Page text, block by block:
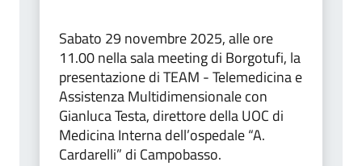
Sabato 29 novembre 2025, alle ore
11.00 nella sala meeting di Borgotufi, la
presentazione di TEAM - Telemedicina e
Assistenza Multidimensionale con
Gianluca Testa, direttore della UOC di
Medicina Interna dell’ospedale “A.
Cardarelli” di Campobasso.